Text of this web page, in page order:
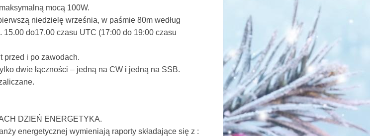
mocą 100W.
niedzielę września, w paśmie 80m według
15.00 do17.00 czasu UTC (17:00 do 19:00 czasu
przed i po zawodach.
dwie łączności – jedną na CW i jedną na SSB.
DZIEŃ ENERGETYKA.
energetycznej wymieniają raporty składające się z :